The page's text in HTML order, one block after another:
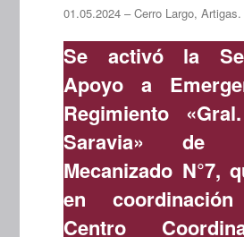
01.05.2024 – Cerro Largo, Artigas.
Se activó la
Apoyo a
Regimiento
Saravia» de
Mecanizado N°7,
en
Centro